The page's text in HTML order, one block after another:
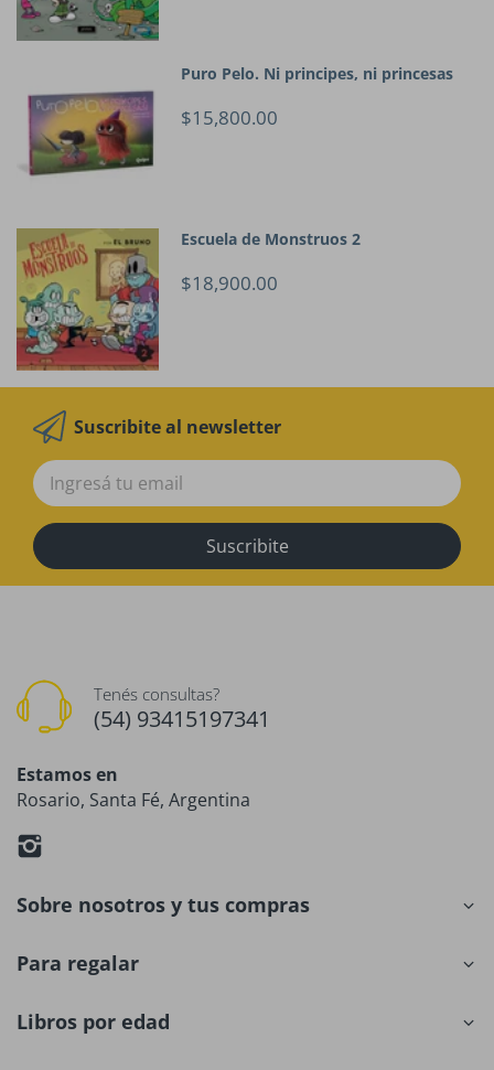
Puro Pelo. Ni principes, ni princesas
$15,800.00
Escuela de Monstruos 2
$18,900.00
Suscribite al newsletter
Suscribite
Tenés consultas?
(54) 93415197341
Estamos en
Rosario, Santa Fé, Argentina
Sobre nosotros y tus compras
Para regalar
Libros por edad